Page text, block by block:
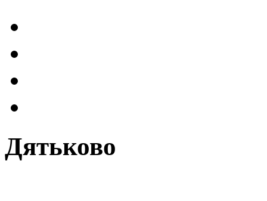
Дятьково